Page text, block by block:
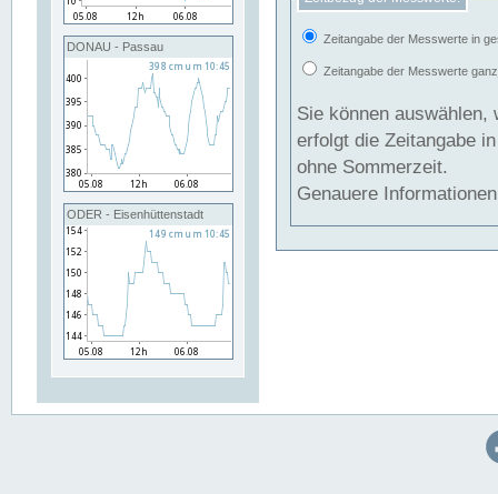
DONAU - Passau
ODER - Eisenhüttenstadt
Zeitangabe der Messwerte in
Zeitangabe der Messwerte
Sie können auswählen,
erfolgt die Zeitangabe
ohne Sommerzeit.
Genauere